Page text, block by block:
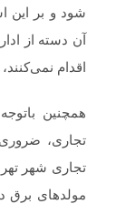
شود و بر
آن دسته از
اقدام
همچنین
تجاری،
تجاری شهر